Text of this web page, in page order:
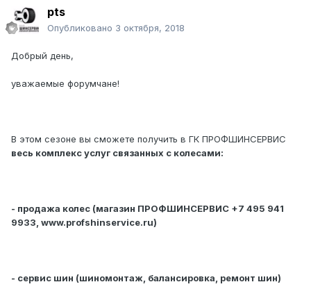
pts
Опубликовано 3 октября, 2018
Добрый день,
уважаемые форумчане!
В этом сезоне вы сможете получить в ГК ПРОФШИНСЕРВИС
весь комплекс услуг связанных с колесами:
- продажа колес (магазин ПРОФШИНСЕРВИС +7 495 941
9933, www.profshinservice.ru)
- сервис шин (шиномонтаж, балансировка, ремонт шин)